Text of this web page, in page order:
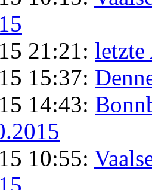
21:21:
15:37:
14:43:
10:55: